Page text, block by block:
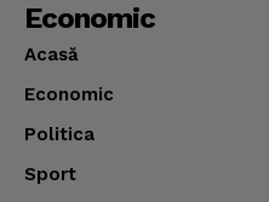
Economic
Acasă
Economic
Politica
Sport